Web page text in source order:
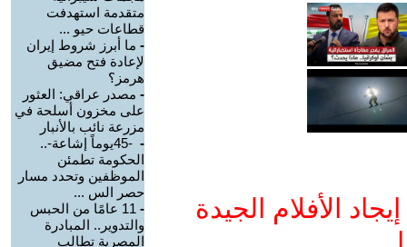
الأفلام الجيدة
متقدمة استهدفت
قطاعات حيو ...
- ما أبرز شروط إيران
لإعادة فتح مضيق
هرمز؟
- مصدر عراقي: العثور
على مخزون أسلحة في
مزرعة نائب بالأنبار
-
-45يوماً إشاعة-..
الحكومة تطمئن
الموظفين وتحدد مسار
حصر الس ...
-
11 عامًا من الحبس
والتدوير.. المبادرة
المصرية تطالب